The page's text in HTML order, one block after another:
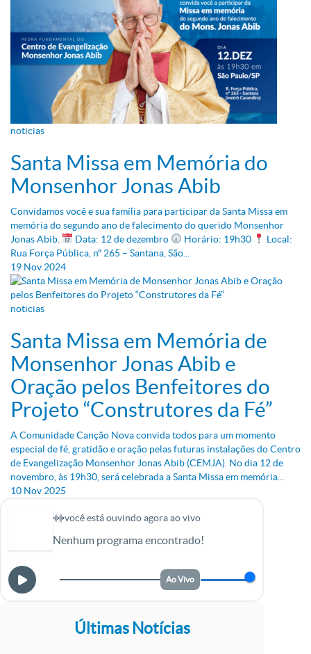
noticias
Santa Missa em Memória do
Monsenhor Jonas Abib
Convidamos você e sua família para participar da Santa Missa em
memória do segundo ano de falecimento do querido Monsenhor
Jonas Abib.
Data: 12 de dezembro Horário: 19h30
Local:
Rua Força Pública, nº 265 – Santana, São...
19 Nov 2024
noticias
Santa Missa em Memória de
Monsenhor Jonas Abib e
Oração pelos Benfeitores do
Projeto “Construtores da Fé”
A Comunidade Canção Nova convida todos para um momento
especial de fé, gratidão e oração pelas futuras instalações do Centro
de Evangelização Monsenhor Jonas Abib (CEMJA). No dia 12 de
novembro, às 19h30, será celebrada a Santa Missa em memória...
10 Nov 2025
você está ouvindo agora ao vivo
Nenhum programa encontrado!
Ao Vivo
Últimas Notícias